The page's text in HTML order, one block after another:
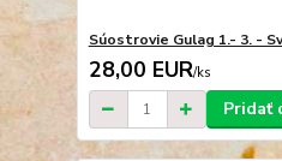
Súostrovie Gulag 1.- 3. -
28,00 EUR/ks
Pridať